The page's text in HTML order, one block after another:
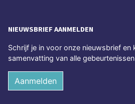
NIEUWSBRIEF AANMELDEN
Schrijf je in voor onze nieuwsbrief en
samenvatting van alle
Aanmelden